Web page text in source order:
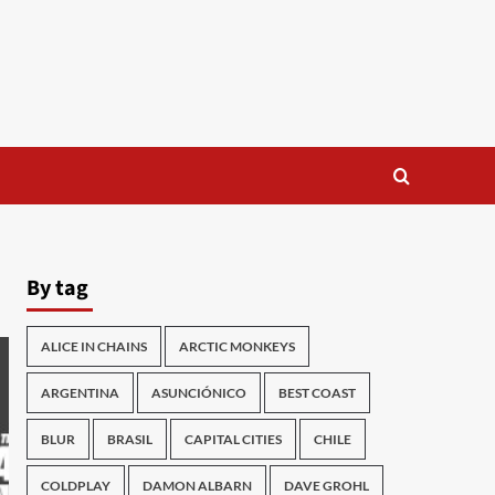
By tag
ALICE IN CHAINS ARCTIC MONKEYS
ARGENTINA ASUNCIÓNICO BEST COAST
BLUR BRASIL CAPITAL CITIES CHILE
COLDPLAY DAMON ALBARN DAVE GROHL